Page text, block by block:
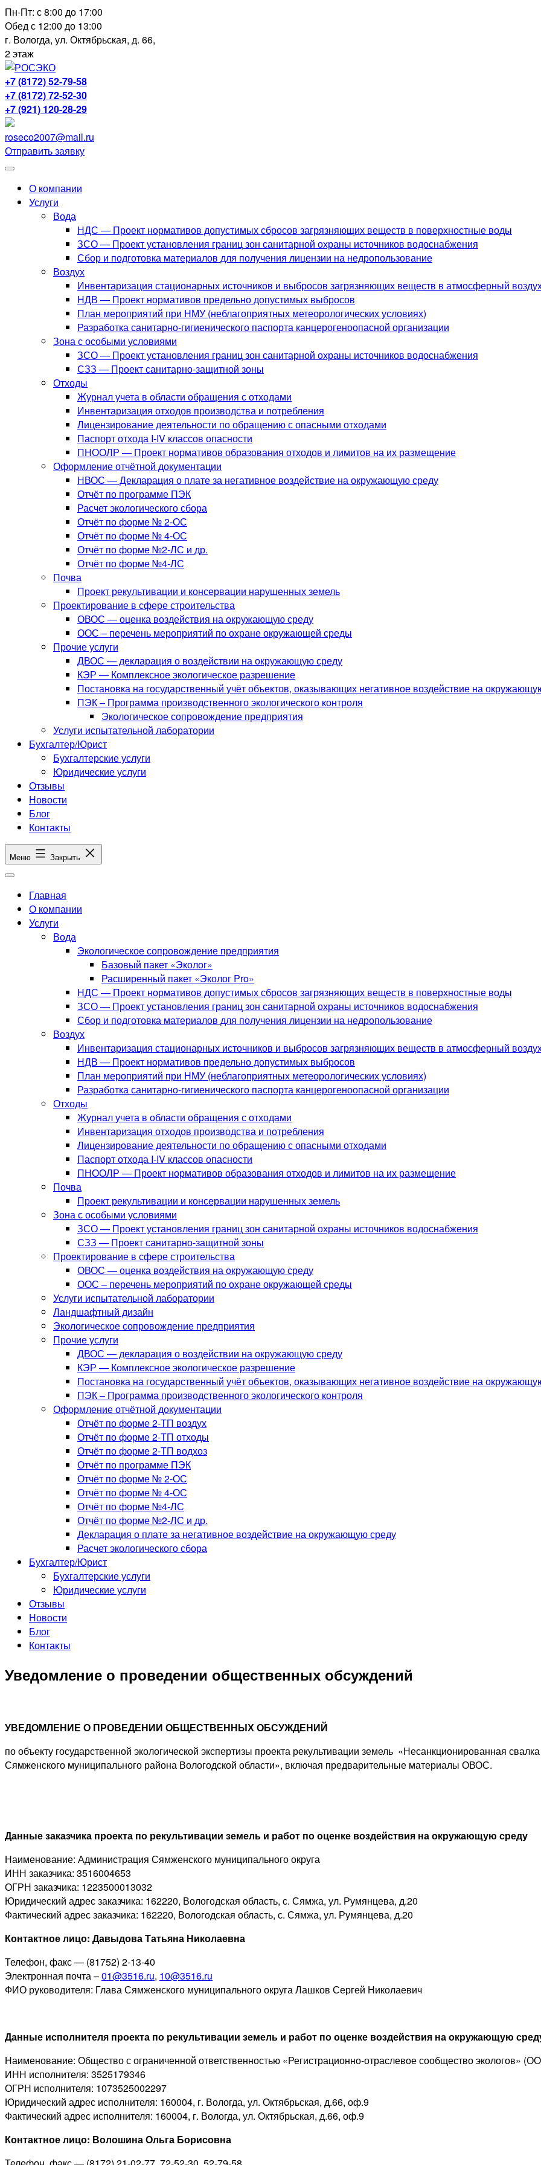
Перейти
к
содержимому
Пн-Пт: с 8:00 до 17:00
Обед с 12:00 до 13:00
г. Вологда, ул. Октябрьская, д. 66,
2 этаж
+7 (8172) 52-79-58
+7 (8172) 72-52-30
+7 (921) 120-28-29
roseco2007@mail.ru
Отправить заявку
О компании
Услуги
Вода
НДС — Проект нормативов допустимых сбросов загрязняющих веществ в поверхностные воды
ЗСО — Проект установления границ зон санитарной охраны источников водоснабжения
Сбор и подготовка материалов для получения лицензии на недропользование
Воздух
Инвентаризация стационарных источников и выбросов загрязняющих веществ в атмосферный
НДВ — Проект нормативов предельно допустимых выбросов
План мероприятий при НМУ (неблагоприятных метеорологических условиях)
Разработка санитарно-гигиенического паспорта канцерогеноопасной организации
Зона с особыми условиями
ЗСО — Проект установления границ зон санитарной охраны источников водоснабжения
СЗЗ — Проект санитарно-защитной зоны
Отходы
Журнал учета в области обращения с отходами
Инвентаризация отходов производства и потребления
Лицензирование деятельности по обращению с опасными отходами
Паспорт отхода I-IV классов опасности
ПНООЛР — Проект нормативов образования отходов и лимитов на их размещение
Оформление отчётной документации
НВОС — Декларация о плате за негативное воздействие на окружающую среду
Отчёт по программе ПЭК
Расчет экологического сбора
Отчёт по форме № 2-ОС
Отчёт по форме № 4-ОС
Отчёт по форме №2-ЛС и др.
Отчёт по форме №4-ЛС
Почва
Проект рекультивации и консервации нарушенных земель
Проектирование в сфере строительства
ОВОС — оценка воздействия на окружающую среду
ООС – перечень мероприятий по охране окружающей среды
Прочие услуги
ДВОС — декларация о воздействии на окружающую среду
КЭР — Комплексное экологическое разрешение
Постановка на государственный учёт объектов, оказывающих негативное воздействие на
ПЭК – Программа производственного экологического контроля
Экологическое сопровождение предприятия
Услуги испытательной лаборатории
Бухгалтер/Юрист
Бухгалтерские услуги
Юридические услуги
Отзывы
Новости
Блог
Контакты
Меню Закрыть
Главная
О компании
Услуги
Вода
Экологическое сопровождение предприятия
Базовый пакет «Эколог»
Расширенный пакет «Эколог Pro»
НДС — Проект нормативов допустимых сбросов загрязняющих веществ в поверхностные воды
ЗСО — Проект установления границ зон санитарной охраны источников водоснабжения
Сбор и подготовка материалов для получения лицензии на недропользование
Воздух
Инвентаризация стационарных источников и выбросов загрязняющих веществ в атмосферный
НДВ — Проект нормативов предельно допустимых выбросов
План мероприятий при НМУ (неблагоприятных метеорологических условиях)
Разработка санитарно-гигиенического паспорта канцерогеноопасной организации
Отходы
Журнал учета в области обращения с отходами
Инвентаризация отходов производства и потребления
Лицензирование деятельности по обращению с опасными отходами
Паспорт отхода I-IV классов опасности
ПНООЛР — Проект нормативов образования отходов и лимитов на их размещение
Почва
Проект рекультивации и консервации нарушенных земель
Зона с особыми условиями
ЗСО — Проект установления границ зон санитарной охраны источников водоснабжения
СЗЗ — Проект санитарно-защитной зоны
Проектирование в сфере строительства
ОВОС — оценка воздействия на окружающую среду
ООС – перечень мероприятий по охране окружающей среды
Услуги испытательной лаборатории
Ландшафтный дизайн
Экологическое сопровождение предприятия
Прочие услуги
ДВОС — декларация о воздействии на окружающую среду
КЭР — Комплексное экологическое разрешение
Постановка на государственный учёт объектов, оказывающих негативное воздействие на
ПЭК – Программа производственного экологического контроля
Оформление отчётной документации
Отчёт по форме 2-ТП воздух
Отчёт по форме 2-ТП отходы
Отчёт по форме 2-ТП водхоз
Отчёт по программе ПЭК
Отчёт по форме № 2-ОС
Отчёт по форме № 4-ОС
Отчёт по форме №4-ЛС
Отчёт по форме №2-ЛС и др.
Декларация о плате за негативное воздействие на окружающую среду
Расчет экологического сбора
Бухгалтер/Юрист
Бухгалтерские услуги
Юридические услуги
Отзывы
Новости
Блог
Контакты
Уведомление о проведении общественных обсуждений
УВЕДОМЛЕНИЕ О ПРОВЕДЕНИИ ОБЩЕСТВЕННЫХ ОБСУЖДЕНИЙ
по объекту государственной экологической экспертизы проекта рекультивации земель «Несанкционированная
Сямженского муниципального района Вологодской области», включая предварительные материалы ОВОС.
Данные заказчика проекта по рекультивации земель и работ по оценке воздействия на окружающую среду
Наименование: Администрация Сямженского муниципального округа
ИНН заказчика: 3516004653
ОГРН заказчика: 1223500013032
Юридический адрес заказчика: 162220, Вологодская область, с. Сямжа, ул. Румянцева, д.20
Фактический адрес заказчика: 162220, Вологодская область, с. Сямжа, ул. Румянцева, д.20
Контактное лицо: Давыдова Татьяна Николаевна
Телефон, факс — (81752) 2-13-40
Электронная почта –01@3516.ru, 10@3516.ru
ФИО руководителя: Глава Сямженского муниципального округа Лашков Сергей Николаевич
Данные исполнителя проекта по рекультивации земель и работ по оценке воздействия на окружающую
Наименование: Общество с ограниченной ответственностью «Регистрационно-отраслевое сообщество экологов»
ИНН исполнителя: 3525179346
ОГРН исполнителя: 1073525002297
Юридический адрес исполнителя: 160004, г. Вологда, ул. Октябрьская, д.66, оф.9
Фактический адрес исполнителя: 160004, г. Вологда, ул. Октябрьская, д.66, оф.9
Контактное лицо: Волошина Ольга Борисовна